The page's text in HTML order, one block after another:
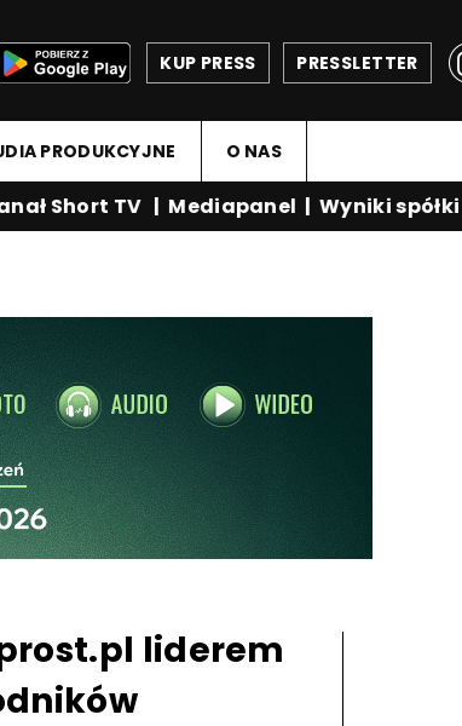
PRESSLETTER
KUP PRESS
PRODUKCYJNE O NAS
Short TV |Mediapanel|Wyniki spółki
liderem